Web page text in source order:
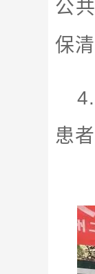
公
保
患